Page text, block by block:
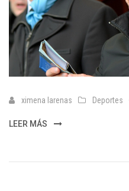
ximena larenas Deportes
LEER MÁS